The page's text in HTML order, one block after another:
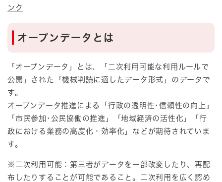
ンク
オープンデータとは​
「オープンデータ」とは、「二次利用可能な利用ルールで
公開」された「機械判読に適したデータ形式」のデータで
す。
オープンデータ推進による「行政の透明性･信頼性の向上」
「市民参加･公民協働の推進」「地域経済の活性化」「行
政における業務の高度化・効率化」などが期待されていま
す。
※二次利用可能：第三者がデータを一部改変したり、再配
布したりすることが可能であること。二次利用を広く認め